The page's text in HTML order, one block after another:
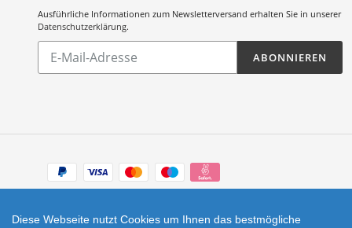
Ausführliche Informationen zum Newsletterversand erhalten Sie in unserer
Datenschutzerklärung.
Abonnieren
unsere
ABONNIEREN
Zahlungsarten
FacebookInstagram
Diese Webseite nutzt Cookies um Ihnen das bestmögliche